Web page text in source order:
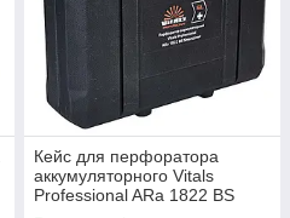
Кейс для перфоратора
аккумуляторного Vitals
Professional ARa 1822 BS